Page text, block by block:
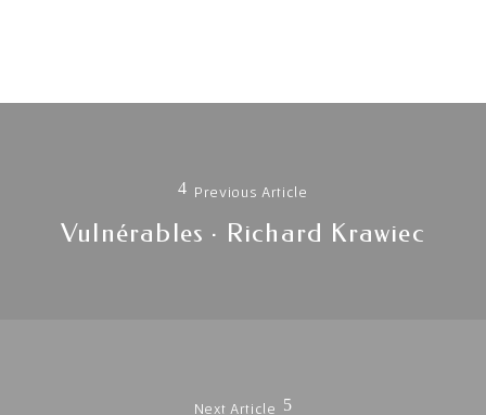
Previous Article
Previous
Vulnérables · Richard Krawiec
Next Article